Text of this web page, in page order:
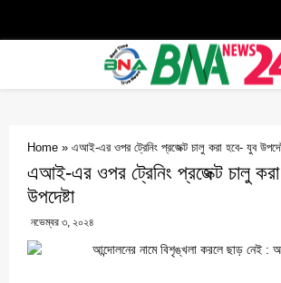
PRIMARY
MENU
Home » এআই-এর ওপর ট্রেনিং প্রজেক্ট চালু করা হবে- যুব
এআই-এর ওপর ট্রেনিং প্রজেক্ট চালু
উপদেষ্টা
নভেম্বর ৩, ২০২৪